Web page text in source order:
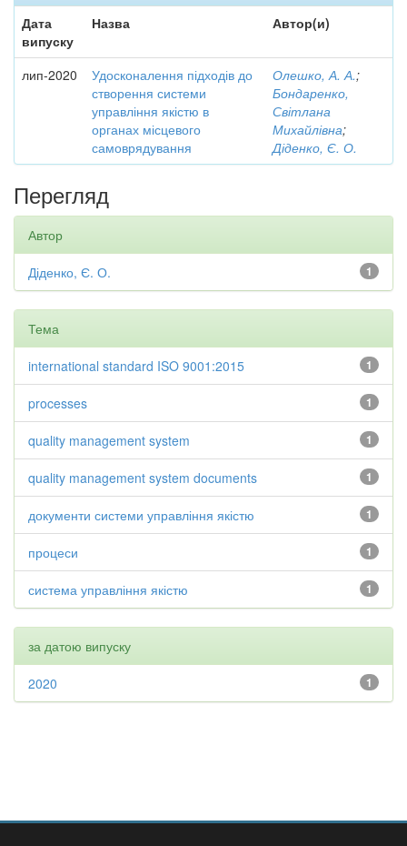
Дата
випуску
Назва Автор(и)
лип-2020
Удосконалення підходів до
створення системи
управління якістю в
органах місцевого
самоврядування
Олешко, А. А.;
Бондаренко,
Світлана
Михайлівна;
Діденко, Є. О.
Перегляд
Автор
1
Діденко, Є. О.
Тема
1
international standard ISO 9001:2015
1
processes
1
quality management system
1
quality management system documents
1
документи системи управління якістю
1
процеси
1
система управління якістю
за датою випуску
1
2020